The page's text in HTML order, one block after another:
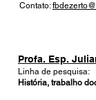
Contato:
Profa. Esp.
Linha de pesquisa:
História, trabalho